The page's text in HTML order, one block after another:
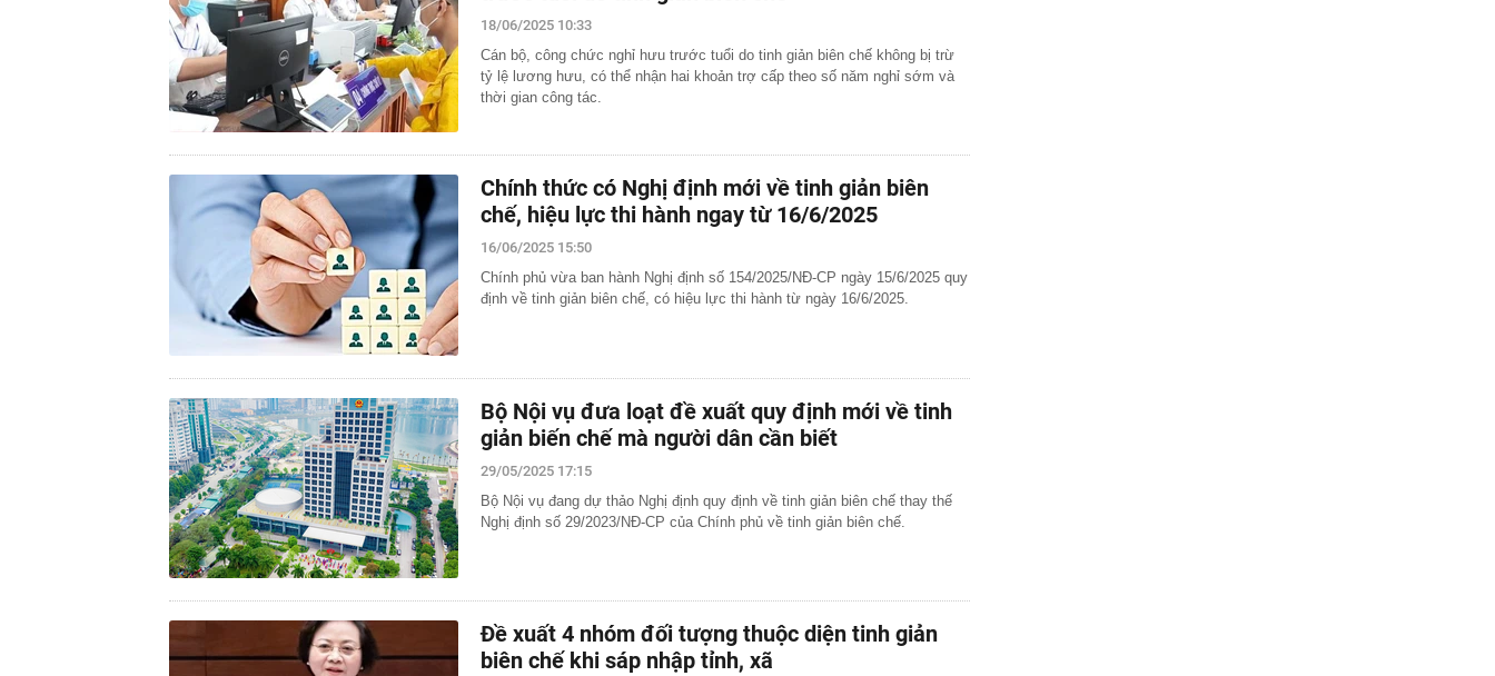
18/06/2025 10:33
Cán bộ, công chức nghỉ hưu trước tuổi do tinh giản biên chế không bị trừ
tỷ lệ lương hưu, có thể nhận hai khoản trợ cấp theo số năm nghỉ sớm và
thời gian công tác.
Chính thức có Nghị định mới về tinh giản biên
chế, hiệu lực thi hành ngay từ 16/6/2025
16/06/2025 15:50
Chính phủ vừa ban hành Nghị định số 154/2025/NĐ-CP ngày 15/6/2025 quy
định về tinh giản biên chế, có hiệu lực thi hành từ ngày 16/6/2025.
Bộ Nội vụ đưa loạt đề xuất quy định mới về tinh
giản biến chế mà người dân cần biết
29/05/2025 17:15
Bộ Nội vụ đang dự thảo Nghị định quy định về tinh giản biên chế thay thế
Nghị định số 29/2023/NĐ-CP của Chính phủ về tinh giản biên chế.
Đề xuất 4 nhóm đối tượng thuộc diện tinh giản
biên chế khi sáp nhập tỉnh, xã